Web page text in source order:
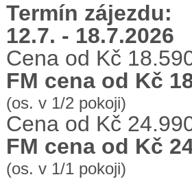
Termín zájezdu:
12.7. - 18.7.2026
Cena od Kč
FM cena od Kč
(os. v 1/2 pokoji)
Cena od Kč
FM cena od Kč
(os. v 1/1 pokoji)